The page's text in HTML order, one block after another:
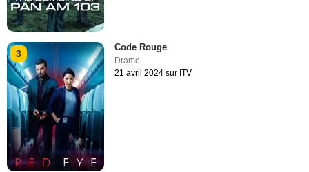
3
Code Rouge
Drame
21 avril 2024 sur ITV